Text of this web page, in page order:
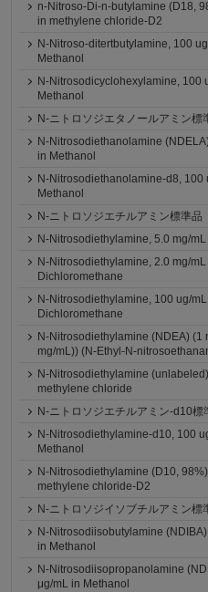
n-Nitroso-Di-n-butylamine (D18,
in methylene chloride-D2
N-Nitroso-ditertbutylamine, 100
Methanol
N-Nitrosodicyclohexylamine, 100
Methanol
N-ニトロソジエタノールアミン標
N-Nitrosodiethanolamine
in Methanol
N-Nitrosodiethanolamine-d8, 100
Methanol
N-ニトロソジエチルアミン標準品
N-Nitrosodiethylamine, 5.0 mg/mL
N-Nitrosodiethylamine, 2.0 mg/mL
Dichloromethane
N-Nitrosodiethylamine, 100 ug/
Dichloromethane
N-Nitrosodiethylamine (NDEA) (1
mg/mL)) (N-Ethyl-N-
N-Nitrosodiethylamine
methylene chloride
N-ニトロソジエチルアミン-d10標
N-Nitrosodiethylamine-d10, 100
Methanol
N-Nitrosodiethylamine (D10,
methylene chloride-D2
N-ニトロソジイソブチルアミン標
N-Nitrosodiisobutylamine
in Methanol
N-Nitrosodiisopropanolamine
μg/mL in Methanol